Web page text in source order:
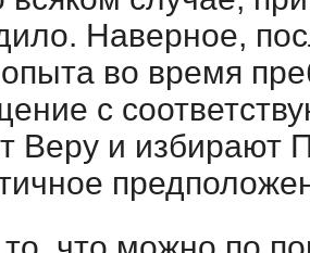
Наверное,
во время
с
Веру и избирают